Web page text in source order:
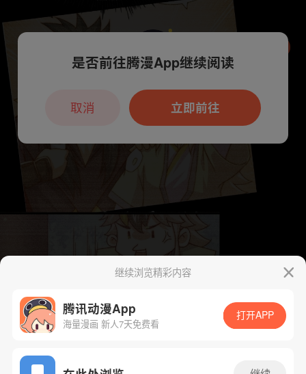
App免费看
继续浏览精彩内容
腾讯动漫App
海量漫画 新人7天免费看
打开APP
本章节仅支持App阅读，可打开App新用
户7天免费看
是否前往腾漫App继续阅读
立即前往
取消